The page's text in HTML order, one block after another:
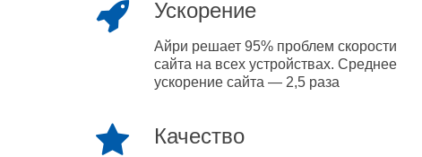
Ускорение
Айри решает 95% проблем скорости
сайта на всех устройствах. Среднее
ускорение сайта — 2,5 раза
Качество